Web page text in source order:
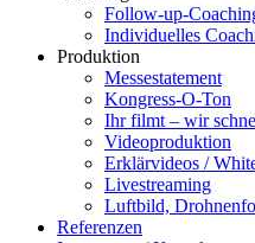
Follow-up-
Individuelles
Produktion
Messestatement
Kongress-O-Ton
Ihr filmt – wir
Videoproduktion
Erklärvideos /
Livestreaming
Luftbild,
Referenzen